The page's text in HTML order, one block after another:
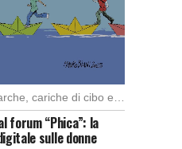
Immagina tante piccole barche, cariche di cibo e medicine, che partono da diversi porti del […]
forum “Phica”: la
sulle donne